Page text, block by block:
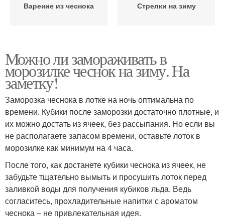
Варение из чеснока Стрелки на зиму
Можно ли замораживать в
морозилке чеснок на зиму. На
заметку!
Заморозка чеснока в лотке на ночь оптимальна по
времени. Кубики после заморозки достаточно плотные, и
их можно достать из ячеек, без рассыпания. Но если вы
не располагаете запасом времени, оставьте лоток в
морозилке как минимум на 4 часа.
После того, как достанете кубики чеснока из ячеек, не
забудьте тщательно вымыть и просушить лоток перед
заливкой воды для получения кубиков льда. Ведь
согласитесь, прохладительные напитки с ароматом
чеснока – не привлекательная идея.